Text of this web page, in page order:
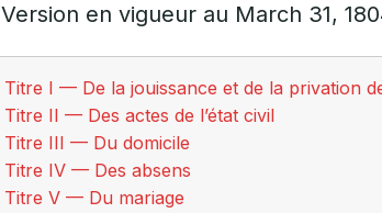
Version en vigueur au March 31,
Titre I — De la jouissance et de la privation
Titre II — Des actes de l’état civil
Titre III — Du domicile
Titre IV — Des absens
Titre V — Du mariage